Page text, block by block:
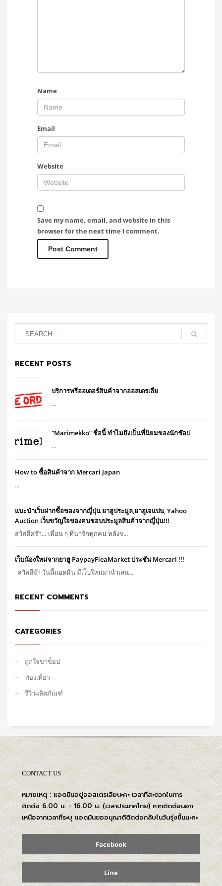
Name
Email
Website
Save my name, email, and website in this
browser for the next time I comment.
RECENT POSTS
บริการพรีออเดอร์สินค้าจากออสเตรเลีย
...
“Marimekko” ชื่อนี้ ทำไมถึงเป็นที่นิยมของนักช๊อป
...
How to ซื้อสินค้าจาก Mercari Japan
...
แนะนำเว็บฝากซื้อของจากญี่ปุ่น ยาฮูประมูล,ยาฮูเจแปน, Yahoo
Auction เว็บขวัญใจของคนชอบประมูลสินค้าจากญี่ปุ่น!!!
สวัสดีคร๊า… เพื่อน ๆ ที่น่ารักทุกคน หลังจ...
เว็บน้องใหม่จากยาฮู PaypayFleaMarket ประชัน Mercari !!!
สวัสดีจ๊า วันนี้แอดมิน มีเว็บใหม่มานำเสน...
RECENT COMMENTS
CATEGORIES
ถูกใจขาช็อป
ท่องเที่ยว
รีวิวผลิตภัณฑ์
CONTACT US
หมายเหตุ : แอดมินอยู่ออสเตรเลียนะคะ เวลาที่สะดวกในการ
ติดต่อ 6.00 น. - 16.00 น. (เวลาประเทศไทย) หากติดต่อนอก
เหนือจากเวลาที่ระบุ แอดมินขออนุญาติติดต่อกลับในวันรุ่งขึ้นนะคะ
Facebook
Line